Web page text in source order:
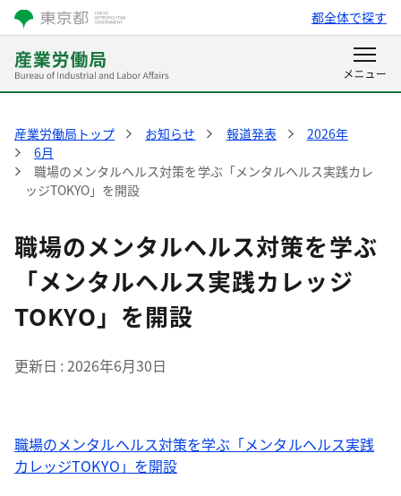
都全体で探す
産業労働局トップ お知らせ 報道発表
2026年
6月
職場のメンタルヘルス対策を学ぶ「メンタルヘルス実践カレ
ッジTOKYO」を開設
職場のメンタルヘルス対策を学ぶ
「メンタルヘルス実践カレッジ
TOKYO」を開設
更新日 2026年6月30日
職場のメンタルヘルス対策を学ぶ「メンタルヘルス実践
カレッジTOKYO」を開設